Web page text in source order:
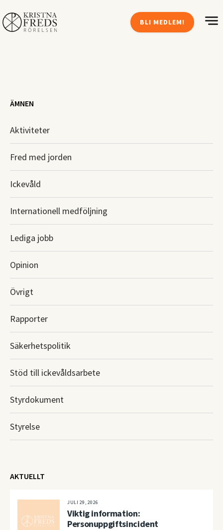
BLI MEDLEM!
ÄMNEN
Aktiviteter
Fred med jorden
Ickevåld
Internationell medföljning
Lediga jobb
Opinion
Övrigt
Rapporter
Säkerhetspolitik
Stöd till ickevåldsarbete
Styrdokument
Styrelse
AKTUELLT
JULI 29, 2026
Viktig information:
Personuppgiftsincident